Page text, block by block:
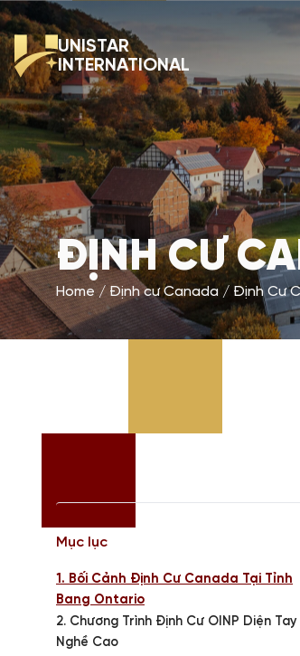
UNISTAR
INTERNATIONAL
ĐỊNH CƯ
Home Định cư Canada Định Cư
Mục lục
1. Bối Cảnh Định Cư Canada Tại Tỉnh
Bang Ontario
2. Chương Trình Định Cư OINP Diện Tay
Nghề Cao